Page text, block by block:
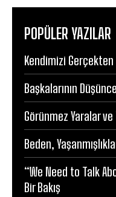
POPÜLER YAZILAR
Kendimizi Gerçekten
Başkalarının
Görünmez Yaralar
Beden,
“We Need to Talk
Bir Bakış